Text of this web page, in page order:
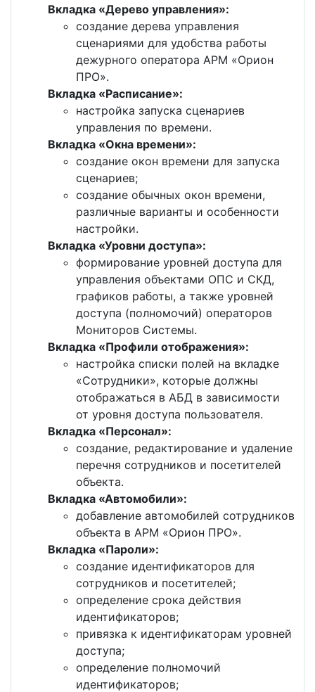
Вкладка «Дерево управления»:
создание дерева управления
сценариями для удобства работы
дежурного оператора АРМ «Орион
ПРО».
Вкладка «Расписание»:
настройка запуска сценариев
управления по времени.
Вкладка «Окна времени»:
создание окон времени для запуска
сценариев;
создание обычных окон времени,
различные варианты и особенности
настройки.
Вкладка «Уровни доступа»:
формирование уровней доступа для
управления объектами ОПС и СКД,
графиков работы, а также уровней
доступа (полномочий) операторов
Мониторов Системы.
Вкладка «Профили отображения»:
настройка списки полей на вкладке
«Сотрудники», которые должны
отображаться в АБД в зависимости
от уровня доступа пользователя.
Вкладка «Персонал»:
создание, редактирование и удаление
перечня сотрудников и посетителей
объекта.
Вкладка «Автомобили»:
добавление автомобилей сотрудников
объекта в АРМ «Орион ПРО».
Вкладка «Пароли»:
создание идентификаторов для
сотрудников и посетителей;
определение срока действия
идентификаторов;
привязка к идентификаторам уровней
доступа;
определение полномочий
идентификаторов;